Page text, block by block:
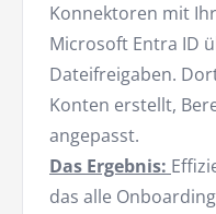
Konnektoren mit
Microsoft Entra ID
Dateifreigaben.
Konten erstellt,
angepasst.
Das Ergebnis:
das alle